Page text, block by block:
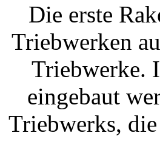
Die erste
Triebwerken
Triebwerke.
eingebaut
Triebwerks,